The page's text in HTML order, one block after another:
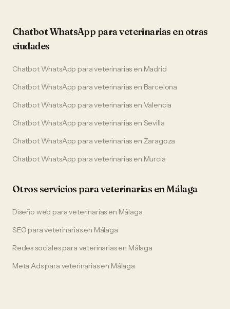
Chatbot WhatsApp paraveterinarias en otras
ciudades
Chatbot WhatsApp paraveterinarias en Madrid
Chatbot WhatsApp paraveterinarias en Barcelona
Chatbot WhatsApp paraveterinarias en Valencia
Chatbot WhatsApp paraveterinarias en Sevilla
Chatbot WhatsApp paraveterinarias en Zaragoza
Chatbot WhatsApp paraveterinarias en Murcia
Otros servicios paraveterinarias enMálaga
Diseño web paraveterinarias en Málaga
SEO paraveterinariasen Málaga
Redes socialespara veterinariasen Málaga
Meta Adspara veterinariasen Málaga